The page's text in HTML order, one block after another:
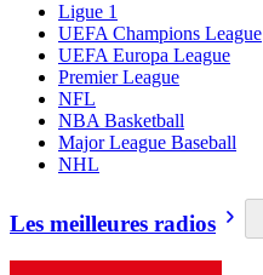
Ligue 1
UEFA Champions League
UEFA Europa League
Premier League
NFL
NBA Basketball
Major League Baseball
NHL
Les meilleures radios